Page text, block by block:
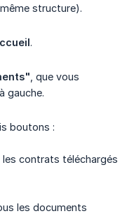
structure).
.
, que vous
gauche.
boutons :
contrats téléchargés
les documents